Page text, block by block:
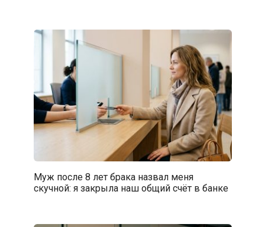
Муж после 8 лет брака назвал меня
скучной: я закрыла наш общий счёт в банке